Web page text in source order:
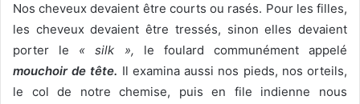
Nos cheveux devaient être courts ou rasés. Pour les filles,
les cheveux devaient être tressés, sinon elles devaient
porter le « silk », le foulard communément appelé
mouchoir de tête. Il examina aussi nos pieds, nos orteils,
le col de notre chemise, puis en file indienne nous